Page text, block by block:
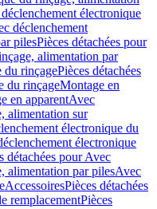
électronique
déclenchement
pilesPièces détachées pour
alimentation par
du rinçagePièces détachées
du rinçageMontage en
en apparentAvec
alimentation sur
électronique du
électronique
détachées pour Avec
alimentation par pilesAvec
AccessoiresPièces détachées
remplacementPièces